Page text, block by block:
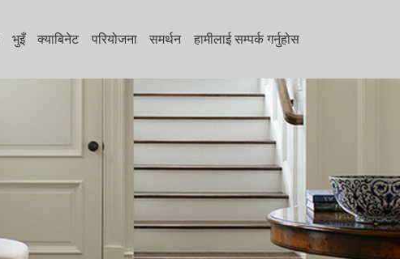
भुइँ क्याबिनेट परियोजना समर्थन हामीलाई सम्पर्क गर्नुहोस